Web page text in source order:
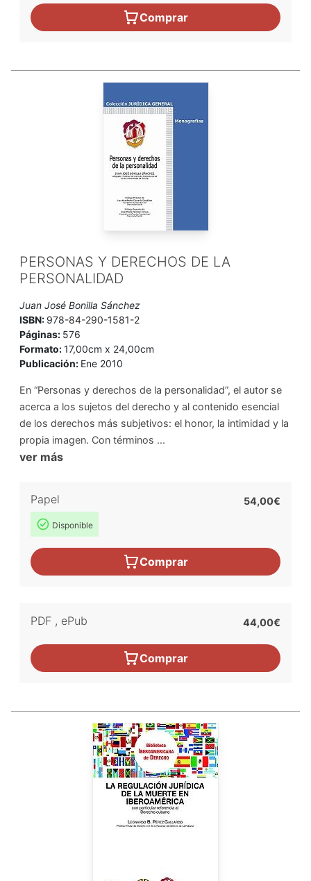
Comprar
PERSONAS Y DERECHOS DE LA
PERSONALIDAD
Juan José Bonilla Sánchez
ISBN: 978-84-290-1581-2
Páginas: 576
Formato:17,00cm x 24,00cm
Publicación: Ene 2010
En “Personas y derechos de la personalidad”, el autor se
acerca a los sujetos del derecho y al contenido esencial
de los derechos más subjetivos: el honor, la intimidad y la
propia imagen. Con términos ...
ver más
Papel
Disponible
54,00€
Comprar
PDF , ePub 44,00€
Comprar